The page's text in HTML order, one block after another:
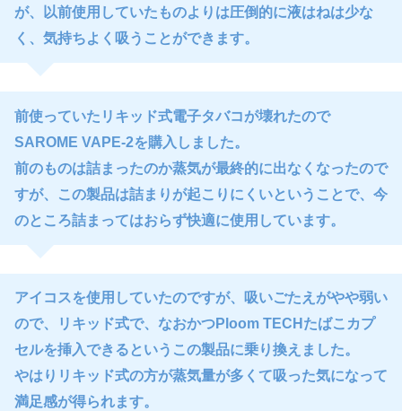
が、以前使用していたものよりは圧倒的に液はねは少な
く、気持ちよく吸うことができます。
前使っていたリキッド式電子タバコが壊れたので
SAROME VAPE-2を購入しました。
前のものは詰まったのか蒸気が最終的に出なくなったので
すが、この製品は詰まりが起こりにくいということで、今
のところ詰まってはおらず快適に使用しています。
アイコスを使用していたのですが、吸いごたえがやや弱い
ので、リキッド式で、なおかつPloom TECHたばこカプ
セルを挿入できるというこの製品に乗り換えました。
やはりリキッド式の方が蒸気量が多くて吸った気になって
満足感が得られます。